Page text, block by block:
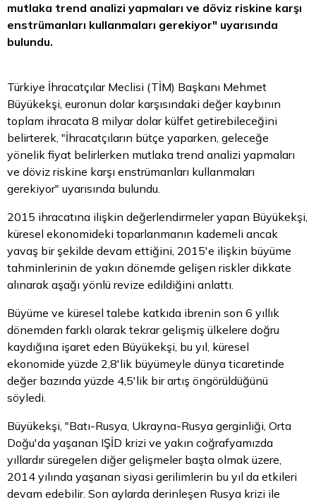
mutlaka trend analizi yapmaları ve döviz riskine karşı
enstrümanları kullanmaları gerekiyor" uyarısında
bulundu.
Türkiye İhracatçılar Meclisi (TİM) Başkanı Mehmet
Büyükekşi, euronun dolarkarşısındaki değer kaybının
toplam ihracata 8 milyar dolar külfet getirebileceğini
belirterek, "İhracatçıların bütçe yaparken, geleceğe
yönelik fiyat belirlerken mutlaka trend analizi yapmaları
ve döviz riskine karşı enstrümanları kullanmaları
gerekiyor" uyarısında bulundu.
2015 ihracatına ilişkin değerlendirmeler yapan Büyükekşi,
küresel ekonomideki toparlanmanın kademeli ancak
yavaş bir şekilde devam ettiğini, 2015'e ilişkin büyüme
tahminlerinin de yakın dönemde gelişen riskler dikkate
alınarak aşağı yönlü revize edildiğini anlattı.
Büyüme ve küresel talebe katkıda ibrenin son 6 yıllık
dönemden farklı olarak tekrar gelişmiş ülkelere doğru
kaydığına işaret eden Büyükekşi, bu yıl, küresel
ekonomide yüzde 2,8'lik büyümeyle dünya ticaretinde
değer bazında yüzde 4,5'lik bir artış öngörüldüğünü
söyledi.
Büyükekşi, "Batı-Rusya, Ukrayna-Rusya gerginliği, Orta
Doğu'da yaşanan IŞİD krizi ve yakın coğrafyamızda
yıllardır süregelen diğer gelişmeler başta olmak üzere,
2014 yılında yaşanan siyasi gerilimlerin bu yıl da etkileri
devam edebilir. Son aylarda derinleşen Rusya krizi ile